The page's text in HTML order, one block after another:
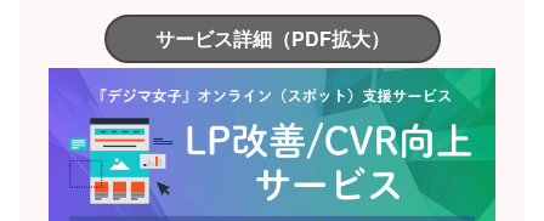
サービス詳細（PDF拡大）